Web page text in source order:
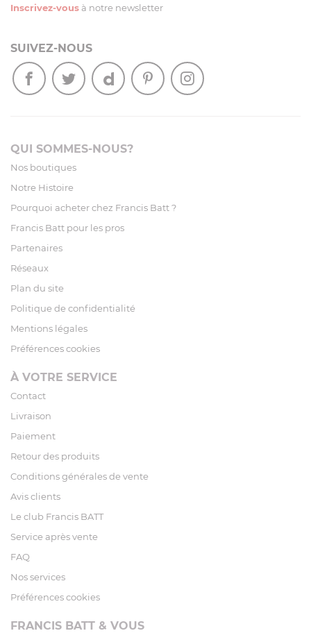
Inscrivez-vous à notre newsletter
SUIVEZ-NOUS
QUI SOMMES-NOUS?
Nos boutiques
Notre Histoire
Pourquoi acheter chez Francis Batt ?
Francis Batt pour les pros
Partenaires
Réseaux
Plan du site
Politique de confidentialité
Mentions légales
Préférences cookies
À VOTRE SERVICE
Contact
Livraison
Paiement
Retour des produits
Conditions générales de vente
Avis clients
Le club Francis BATT
Service après vente
FAQ
Nos services
Préférences cookies
FRANCIS BATT & VOUS